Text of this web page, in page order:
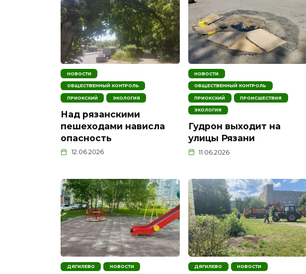
НОВОСТИ
ОБЩЕСТВЕННЫЙ КОНТРОЛЬ
ПРИОКСКИЙ ЭКОЛОГИЯ
Над рязанскими
пешеходами нависла
опасность
12.06.2026
НОВОСТИ
ОБЩЕСТВЕННЫЙ КОНТРОЛЬ
ПРИОКСКИЙ ПРОИСШЕСТВИЯ
ЭКОЛОГИЯ
Гудрон выходит на
улицы Рязани
11.06.2026
ДЯГИЛЕВО НОВОСТИ ДЯГИЛЕВО НОВОСТИ